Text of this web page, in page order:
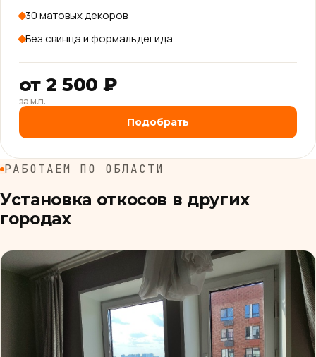
30 матовых декоров
Без свинца и формальдегида
от 2 500 ₽
за м.п.
Подобрать
РАБОТАЕМ ПО ОБЛАСТИ
Установка откосов в других
городах